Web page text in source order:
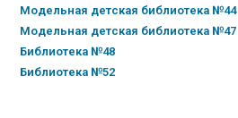
Модельная детская библиотека №44
Модельная детская библиотека №47
Библиотека №48
Библиотека №52